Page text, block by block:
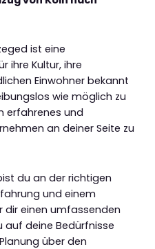
ist eine
ihre Kultur, ihre
Einwohner bekannt
wie möglich zu
erfahrenes und
an deiner Seite zu
du an der richtigen
und einem
dir einen umfassenden
auf deine Bedürfnisse
über den